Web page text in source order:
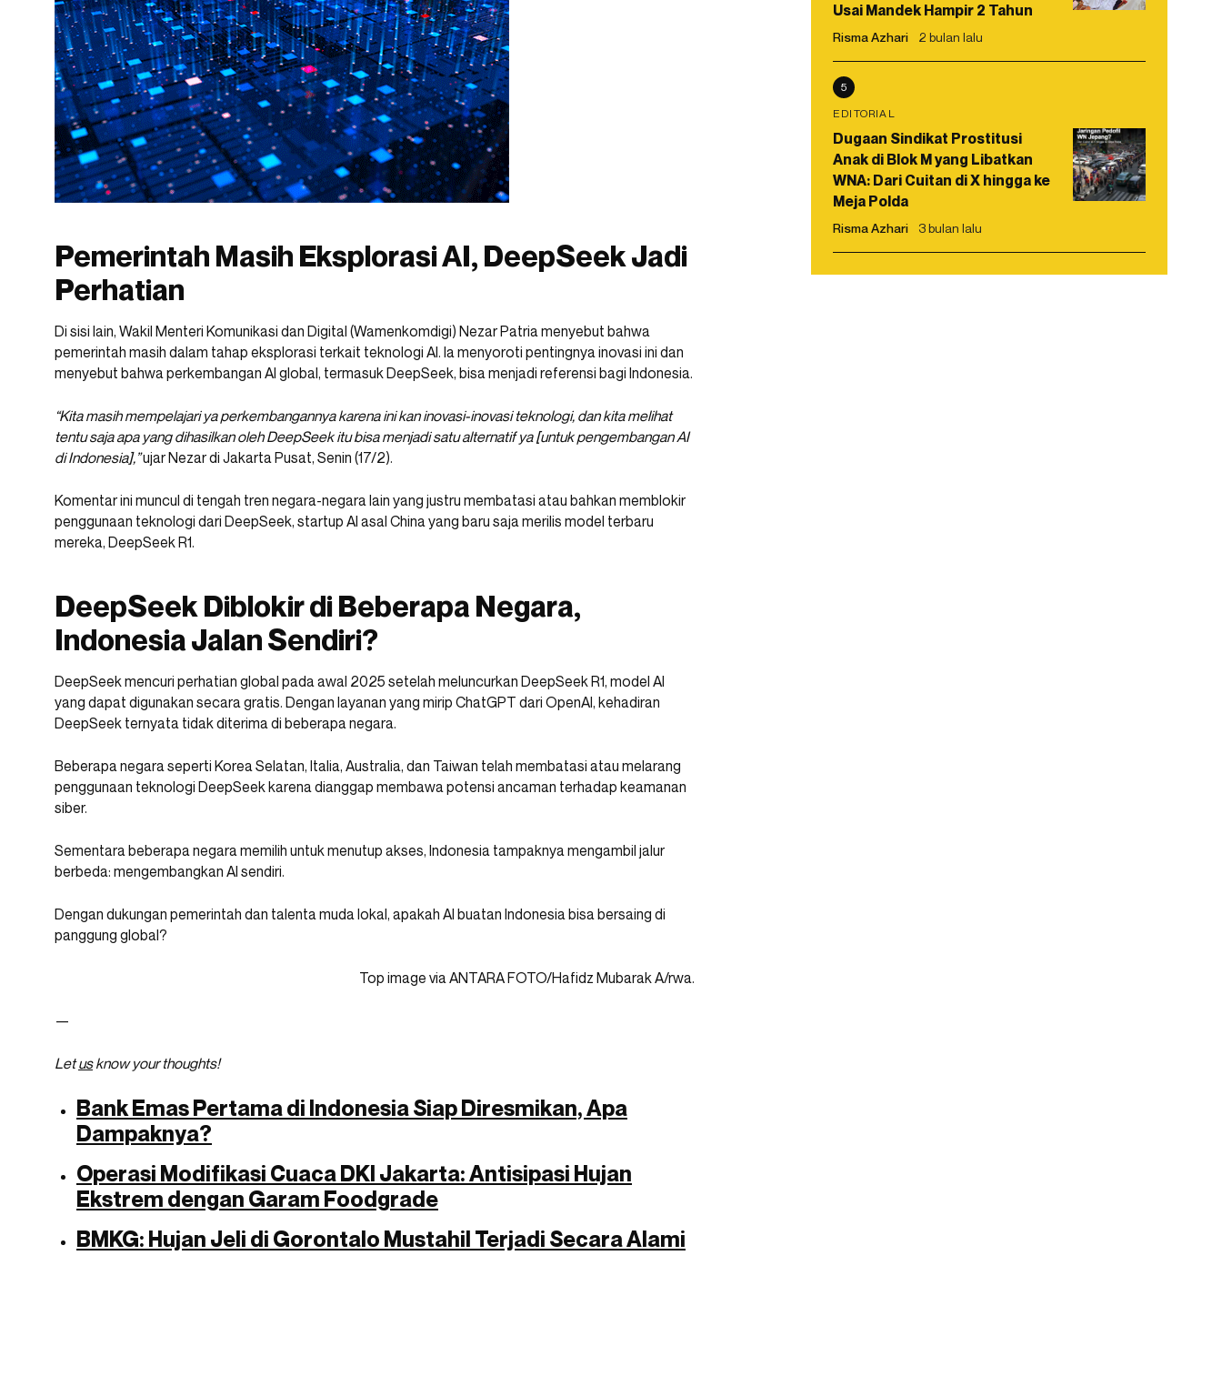
Pemerintah Masih Eksplorasi AI, DeepSeek Jadi
Perhatian
Di sisi lain, Wakil Menteri Komunikasi dan Digital (Wamenkomdigi) Nezar Patria menyebut bahwa
pemerintah masih dalam tahap eksplorasi terkait teknologi AI. Ia menyoroti pentingnya inovasi ini dan
menyebut bahwa perkembangan AI global, termasuk DeepSeek, bisa menjadi referensi bagi Indonesia.
“Kita masih mempelajari ya perkembangannya karena ini kan inovasi-inovasi teknologi, dan kita melihat
tentu saja apa yang dihasilkan oleh DeepSeek itu bisa menjadi satu alternatif ya [untuk pengembangan AI
di Indonesia],”ujar Nezar di Jakarta Pusat, Senin (17/2).
Komentar ini muncul di tengah tren negara-negara lain yang justru membatasi atau bahkan memblokir
penggunaan teknologi dari DeepSeek, startup AI asal China yang baru saja merilis model terbaru
mereka, DeepSeek R1.
DeepSeek Diblokir di Beberapa Negara,
Indonesia Jalan Sendiri?
DeepSeek mencuri perhatian global pada awal 2025 setelah meluncurkan DeepSeek R1, model AI
yang dapat digunakan secara gratis. Dengan layanan yang mirip ChatGPT dari OpenAI, kehadiran
DeepSeek ternyata tidak diterima di beberapa negara.
Beberapa negara seperti Korea Selatan, Italia, Australia, dan Taiwan telah membatasi atau melarang
penggunaan teknologi DeepSeek karena dianggap membawa potensi ancaman terhadap keamanan
siber.
Sementara beberapa negara memilih untuk menutup akses, Indonesia tampaknya mengambil jalur
berbeda: mengembangkan AI sendiri.
Dengan dukungan pemerintah dan talenta muda lokal, apakah AI buatan Indonesia bisa bersaing di
panggung global?
Top image via ANTARA FOTO/Hafidz Mubarak A/rwa.
—
Letusknow your thoughts!
Bank Emas Pertama di Indonesia Siap Diresmikan, Apa
Dampaknya?
Operasi Modifikasi Cuaca DKI Jakarta: Antisipasi Hujan
Ekstrem dengan Garam Foodgrade
BMKG: Hujan Jeli di Gorontalo Mustahil Terjadi Secara Alami
Usai Mandek Hampir 2 Tahun
Risma Azhari 2 bulan lalu
5
EDITORIAL
Dugaan Sindikat Prostitusi
Anak di Blok M yang Libatkan
WNA: Dari Cuitan di X hingga ke
Meja Polda
Risma Azhari 3 bulan lalu